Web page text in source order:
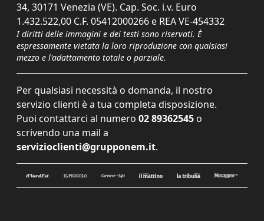
34, 30171 Venezia (VE). Cap. Soc. i.v. Euro
1.432.522,00 C.F. 05412000266 e REA VE-454332
I diritti delle immagini e dei testi sono riservati. È
espressamente vietata la loro riproduzione con qualsiasi
mezzo e l'adattamento totale o parziale.
Per qualsiasi necessità o domanda, il nostro
servizio clienti è a tua completa disposizione.
Puoi contattarci al numero 02 89362545 o
scrivendo una mail a
servizioclienti@grupponem.it.